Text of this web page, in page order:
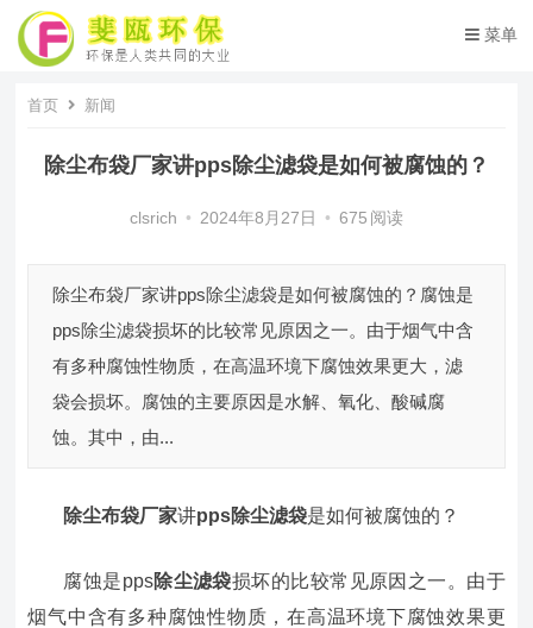
菜单
首页 新闻
除尘布袋厂家讲pps除尘滤袋是如何被腐蚀的？
clsrich • 2024年8月27日 • 675 阅读
除尘布袋厂家讲pps除尘滤袋是如何被腐蚀的？腐蚀是
pps除尘滤袋损坏的比较常见原因之一。由于烟气中含
有多种腐蚀性物质，在高温环境下腐蚀效果更大，滤
袋会损坏。腐蚀的主要原因是水解、氧化、酸碱腐
蚀。其中，由...
除尘布袋厂家讲pps除尘滤袋是如何被腐蚀的？
腐蚀是pps除尘滤袋损坏的比较常见原因之一。由于
烟气中含有多种腐蚀性物质，在高温环境下腐蚀效果更